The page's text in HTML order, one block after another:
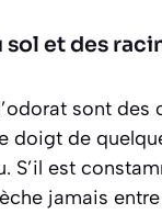
sol et des
sont des
doigt de
S’il est
jamais